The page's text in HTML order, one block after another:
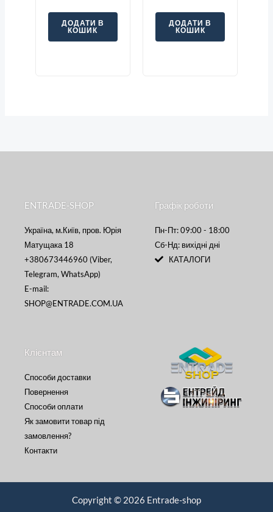
ДОДАТИ В
КОШИК
ДОДАТИ В
КОШИК
ENTRADE-SHOP
Україна, м.Київ, пров. Юрія
Матущака 18
+380673446960 (Viber,
Telegram, WhatsApp)
E-mail:
SHOP@ENTRADE.COM.UA
Графік роботи
Пн-Пт: 09:00 - 18:00
Сб-Нд: вихідні дні
КАТАЛОГИ
Клієнтам
Способи доставки
Повернення
Способи оплати
Як замовити товар під
замовлення?
Контакти
Copyright © 2026 Entrade-shop